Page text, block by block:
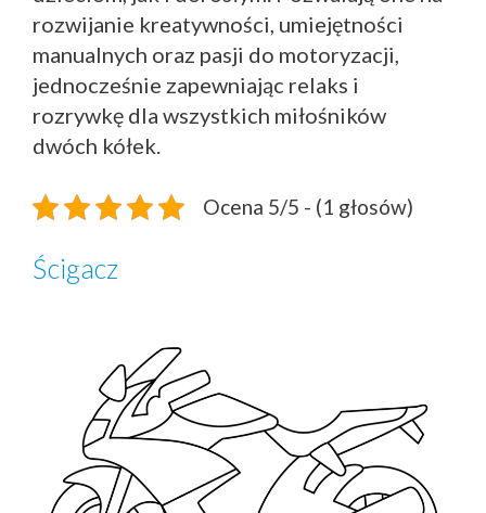
rozwijanie kreatywności, umiejętności
manualnych oraz pasji do motoryzacji,
jednocześnie zapewniając relaks i
rozrywkę dla wszystkich miłośników
dwóch kółek.
Ocena 5/5 - (1 głosów)
Ścigacz